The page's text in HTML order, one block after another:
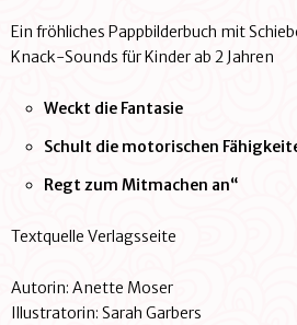
Ein fröhliches Pappbilderbuch mit
Knack-Sounds für Kinder ab 2 Jahren
Weckt die Fantasie
Schult die motorischen
Regt zum Mitmachen an“
Textquelle Verlagsseite
Autorin: Anette Moser
Illustratorin: Sarah Garbers